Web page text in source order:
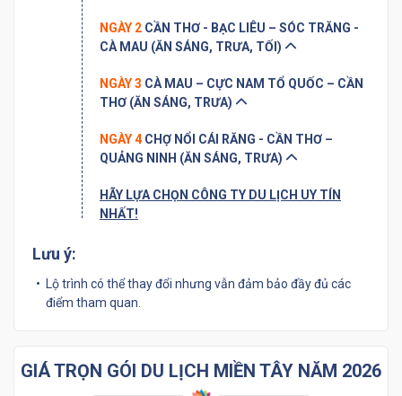
NGÀY 2 CẦN THƠ - BẠC LIÊU – SÓC TRĂNG -
CÀ MAU (ĂN SÁNG, TRƯA, TỐI)
NGÀY 3 CÀ MAU – CỰC NAM TỔ QUỐC – CẦN
THƠ (ĂN SÁNG, TRƯA)
NGÀY 4CHỢ NỔI CÁI RĂNG - CẦN THƠ –
QUẢNG NINH (ĂN SÁNG, TRƯA)
HÃY LỰA CHỌN CÔNG TY DU LỊCH UY TÍN
NHẤT!
Lưu ý:
Lộ trình có thể thay đổi nhưng vẫn đảm bảo đầy đủ các
điểm tham quan.
GIÁ TRỌN GÓI DU LỊCH MIỀN TÂY NĂM 2026